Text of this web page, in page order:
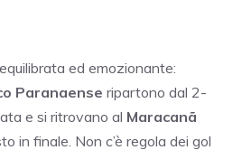
ed emozionante:
Paranaense ripartono dal 2-
e si ritrovano al Maracanã
in finale. Non c’è regola dei gol